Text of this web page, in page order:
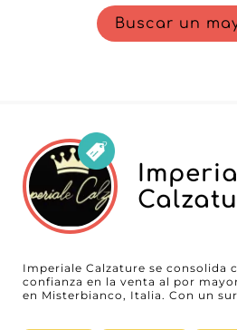
Buscar un
Imperiale Calzature se consolida
confianza en la venta al por
en Misterbianco, Italia. Con un